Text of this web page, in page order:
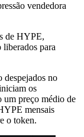
vendedora
de HYPE,
para
despejados no
os
um preço médio de
mensais
o token.